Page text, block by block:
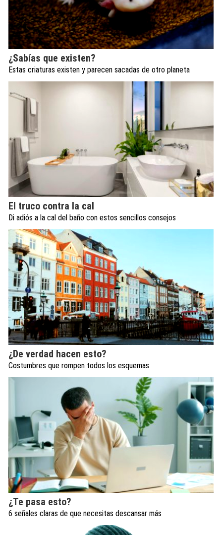
¿Sabías que existen?
Estas criaturas existen y parecen sacadas de otro planeta
El truco contra la cal
Di adiós a la cal del baño con estos sencillos consejos
¿De verdad hacen esto?
Costumbres que rompen todos los esquemas
¿Te pasa esto?
6 señales claras de que necesitas descansar más